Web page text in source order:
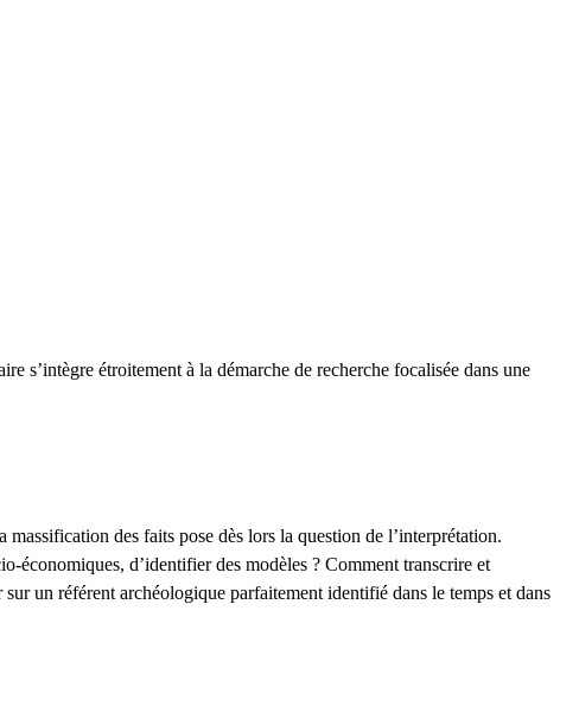
s’intègre étroitement à la démarche de recherche focalisée dans une
des faits pose dès lors la question de l’interprétation.
économiques, d’identifier des modèles ? Comment transcrire et
un référent archéologique parfaitement identifié dans le temps et dans